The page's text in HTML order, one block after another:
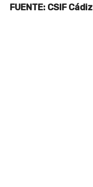
FUENTE: CSIF Cádiz